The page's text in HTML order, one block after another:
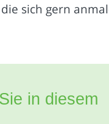
sich gern
in diesem